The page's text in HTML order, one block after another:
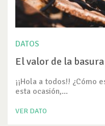
DATOS
El valor de la basura
¡¡Hola a todos!! ¿Cómo
esta ocasión,...
VER DATO